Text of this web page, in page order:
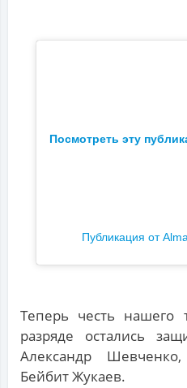
Посмотреть эту
Публикация от
Теперь честь нашего
разряде остались
Александр
Бейбит Жукаев.